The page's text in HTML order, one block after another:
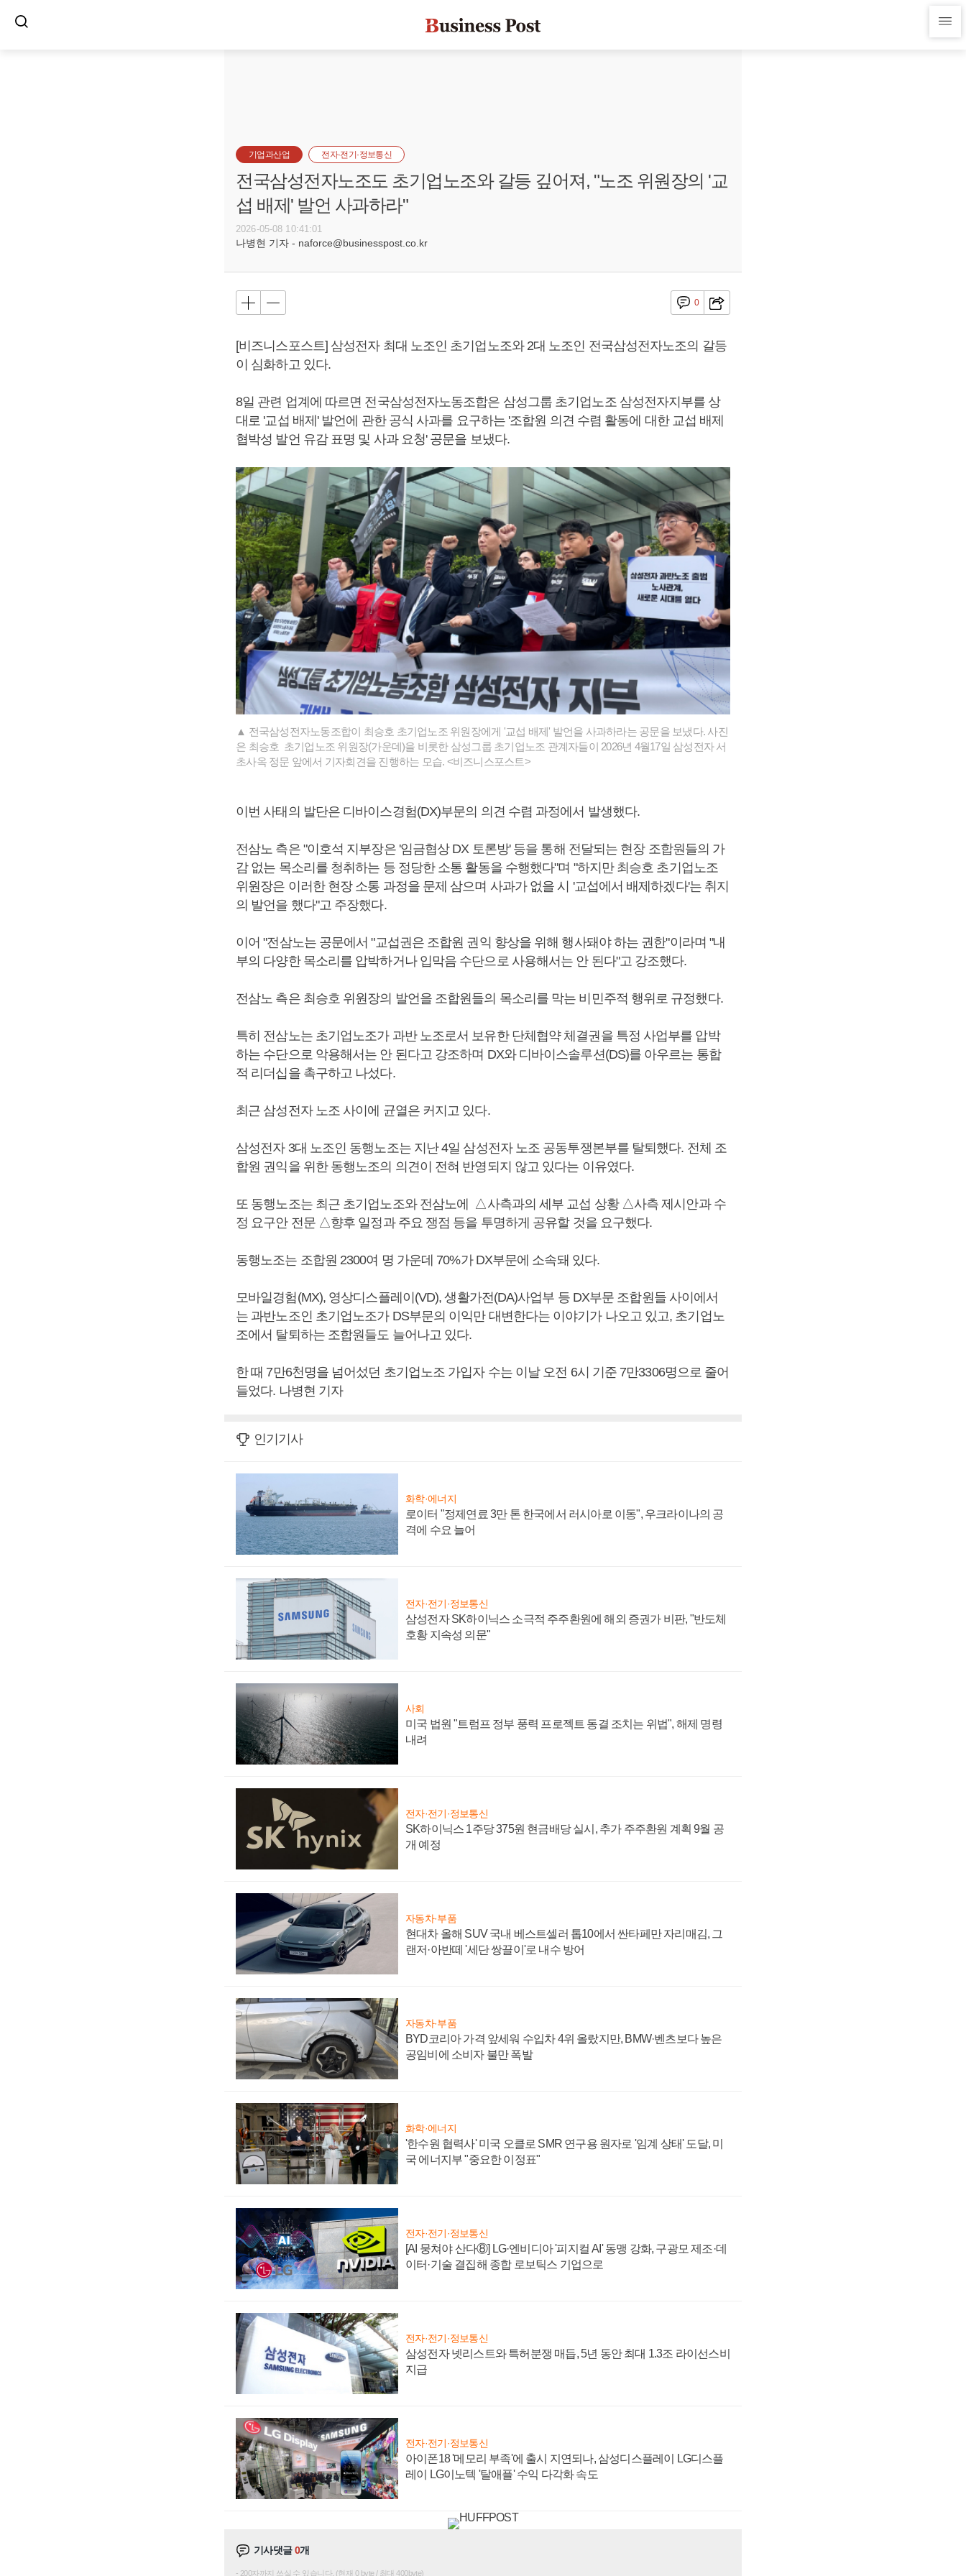
기업과산업 전자·전기·정보통신
전국삼성전자노조도 초기업노조와 갈등 깊어져, "노조 위원장의 '교
섭 배제' 발언 사과하라"
2026-05-08 10:41:01
나병현 기자 - naforce@businesspost.co.kr
0
[비즈니스포스트] 삼성전자 최대 노조인 초기업노조와 2대 노조인 전국삼성전자노조의 갈등
이 심화하고 있다.
8일 관련 업계에 따르면 전국삼성전자노동조합은 삼성그룹 초기업노조 삼성전자지부를 상
대로 '교섭 배제' 발언에 관한 공식 사과를 요구하는 '조합원 의견 수렴 활동에 대한 교섭 배제
협박성 발언 유감 표명 및 사과 요청' 공문을 보냈다.
▲ 전국삼성전자노동조합이 최승호 초기업노조 위원장에게 '교섭 배제' 발언을 사과하라는 공문을 보냈다. 사진
은 최승호 초기업노조 위원장(가운데)을 비롯한 삼성그룹 초기업노조 관계자들이 2026년 4월17일 삼성전자 서
초사옥 정문 앞에서 기자회견을 진행하는 모습. <비즈니스포스트>
이번 사태의 발단은 디바이스경험(DX)부문의 의견 수렴 과정에서 발생했다.
전삼노 측은 "이호석 지부장은 '임금협상 DX 토론방' 등을 통해 전달되는 현장 조합원들의 가
감 없는 목소리를 청취하는 등 정당한 소통 활동을 수행했다"며 "하지만 최승호 초기업노조
위원장은 이러한 현장 소통 과정을 문제 삼으며 사과가 없을 시 '교섭에서 배제하겠다'는 취지
의 발언을 했다"고 주장했다.
이어 "전삼노는 공문에서 "교섭권은 조합원 권익 향상을 위해 행사돼야 하는 권한"이라며 "내
부의 다양한 목소리를 압박하거나 입막음 수단으로 사용해서는 안 된다"고 강조했다.
전삼노 측은 최승호 위원장의 발언을 조합원들의 목소리를 막는 비민주적 행위로 규정했다.
특히 전삼노는 초기업노조가 과반 노조로서 보유한 단체협약 체결권을 특정 사업부를 압박
하는 수단으로 악용해서는 안 된다고 강조하며 DX와 디바이스솔루션(DS)를 아우르는 통합
적 리더십을 촉구하고 나섰다.
최근 삼성전자 노조 사이에 균열은 커지고 있다.
삼성전자 3대 노조인 동행노조는 지난 4일 삼성전자 노조 공동투쟁본부를 탈퇴했다. 전체 조
합원 권익을 위한 동행노조의 의견이 전혀 반영되지 않고 있다는 이유였다.
또 동행노조는 최근 초기업노조와 전삼노에 △사측과의 세부 교섭 상황 △사측 제시안과 수
정 요구안 전문 △향후 일정과 주요 쟁점 등을 투명하게 공유할 것을 요구했다.
동행노조는 조합원 2300여 명 가운데 70%가 DX부문에 소속돼 있다.
모바일경험(MX), 영상디스플레이(VD), 생활가전(DA)사업부 등 DX부문 조합원들 사이에서
는 과반노조인 초기업노조가 DS부문의 이익만 대변한다는 이야기가 나오고 있고, 초기업노
조에서 탈퇴하는 조합원들도 늘어나고 있다.
한 때 7만6천명을 넘어섰던 초기업노조 가입자 수는 이날 오전 6시 기준 7만3306명으로 줄어
들었다. 나병현 기자
인기기사
화학·에너지
로이터 "정제연료 3만 톤 한국에서 러시아로 이동", 우크라이나의 공
격에 수요 늘어
전자·전기·정보통신
삼성전자 SK하이닉스 소극적 주주환원에 해외 증권가 비판, "반도체
호황 지속성 의문"
사회
미국 법원 "트럼프 정부 풍력 프로젝트 동결 조치는 위법", 해제 명령
내려
전자·전기·정보통신
SK하이닉스 1주당 375원 현금배당 실시, 추가 주주환원 계획 9월 공
개 예정
자동차·부품
현대차 올해 SUV 국내 베스트셀러 톱10에서 싼타페만 자리매김, 그
랜저·아반떼 '세단 쌍끌이'로 내수 방어
자동차·부품
BYD코리아 가격 앞세워 수입차 4위 올랐지만, BMW·벤츠보다 높은
공임비에 소비자 불만 폭발
화학·에너지
'한수원 협력사' 미국 오클로 SMR 연구용 원자로 '임계 상태' 도달, 미
국 에너지부 "중요한 이정표"
전자·전기·정보통신
[AI 뭉쳐야 산다⑧] LG·엔비디아 '피지컬 AI' 동맹 강화, 구광모 제조·데
이터·기술 결집해 종합 로보틱스 기업으로
전자·전기·정보통신
삼성전자 넷리스트와 특허분쟁 매듭, 5년 동안 최대 1.3조 라이선스비
지급
전자·전기·정보통신
아이폰18 '메모리 부족'에 출시 지연되나, 삼성디스플레이 LG디스플
레이 LG이노텍 '탈애플' 수익 다각화 속도
기사댓글0개
200자까지 쓰실 수 있습니다. (현재 0 byte / 최대 400byte)